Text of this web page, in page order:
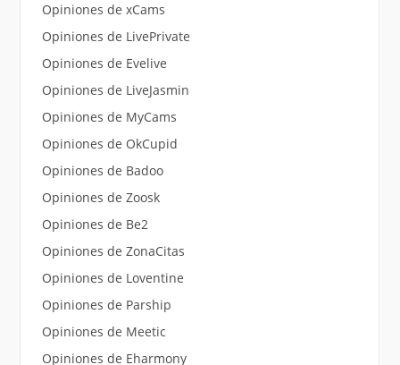
Opiniones de xCams
Opiniones de LivePrivate
Opiniones de Evelive
Opiniones de LiveJasmin
Opiniones de MyCams
Opiniones de OkCupid
Opiniones de Badoo
Opiniones de Zoosk
Opiniones de Be2
Opiniones de ZonaCitas
Opiniones de Loventine
Opiniones de Parship
Opiniones de Meetic
Opiniones de Eharmony